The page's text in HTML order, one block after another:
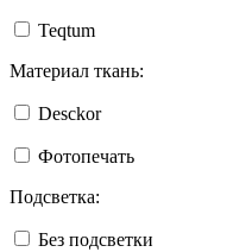
Teqtum
Материал ткань:
Desckor
Фотопечать
Подсветка:
Без подсветки